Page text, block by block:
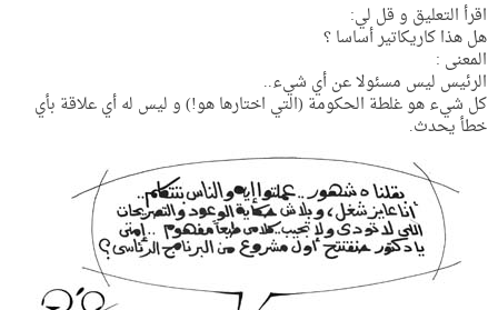
اقرأ التعليق و قل لي:
هل هذا كاريكاتير أساسا ؟
المعنى :
الرئيس ليس مسئولا عن أي شيء..
كل شيء هو غلطة الحكومة (التي اختارها هو!) و ليس له أي علاقة بأي
خطأ يحدث.